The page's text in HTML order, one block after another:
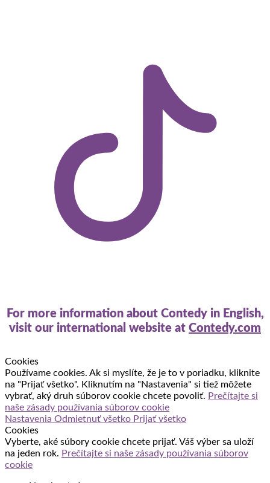
For more information about Contedy in English,
visit our international website at Contedy.com
Cookies
Používame cookies. Ak si myslíte, že je to v poriadku, kliknite
na "Prijať všetko". Kliknutím na "Nastavenia" si tiež môžete
vybrať, aký druh súborov cookie chcete povoliť. Prečítajte si
naše zásady používania súborov cookie
Nastavenia Odmietnuť všetko Prijať všetko
Cookies
Vyberte, aké súbory cookie chcete prijať. Váš výber sa uloží
na jeden rok. Prečítajte si naše zásady používania súborov
cookie